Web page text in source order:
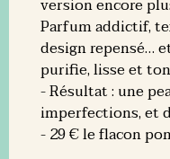
version encore
Parfum addictif,
design repensé…
purifie, lisse et
- Résultat : une
imperfections, et
- 29 € le flacon